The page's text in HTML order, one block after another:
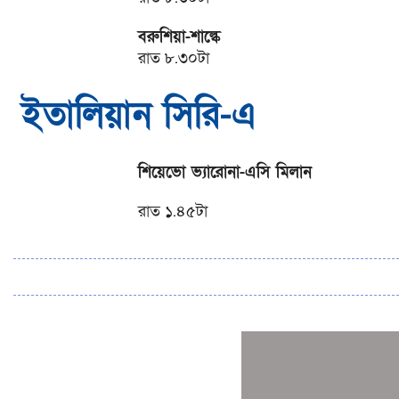
বরুশিয়া-শাল্কে
রাত ৮.৩০টা
ইতালিয়ান সিরি-এ
শিয়েভো ভ্যারোনা-এসি মিলান
রাত ১.৪৫টা